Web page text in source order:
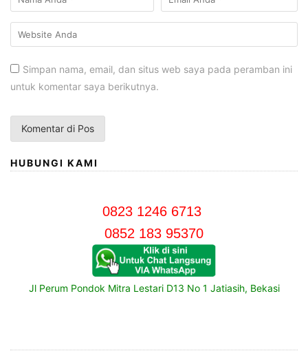
Simpan nama, email, dan situs web saya pada peramban ini
untuk komentar saya berikutnya.
HUBUNGI KAMI
0823 1246 6713
0852 183 95370
Jl Perum Pondok Mitra Lestari D13 No 1 Jatiasih, Bekasi